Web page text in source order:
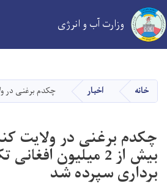
main
content
وزارت آب و انرژی
خانه اخبار چکدم برغنی در ولایت کندهار با
چکدم برغنی در ولایت
بیش از 2 میلیون
برداری سپرده شد